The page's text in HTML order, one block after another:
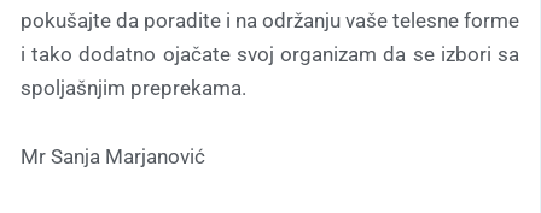
pokušajte da poradite i na održanju vaše telesne forme
i tako dodatno ojačate svoj organizam da se izbori sa
spoljašnjim preprekama.
Mr Sanja Marjanović